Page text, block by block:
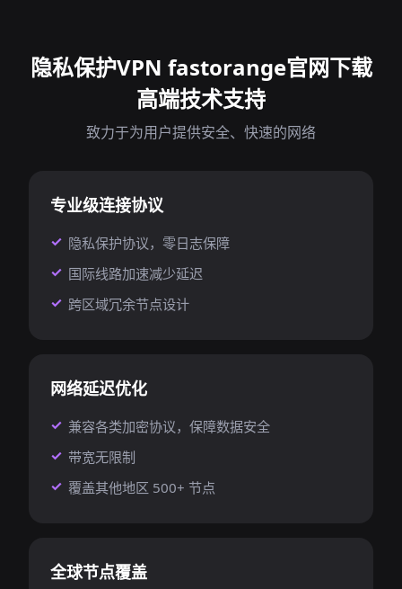
隐私保护VPN fastorange官网下载
高端技术支持
致力于为用户提供安全、快速的网络
专业级连接协议
隐私保护协议，零日志保障
国际线路加速减少延迟
跨区域冗余节点设计
网络延迟优化
兼容各类加密协议，保障数据安全
带宽无限制
覆盖其他地区 500+ 节点
全球节点覆盖